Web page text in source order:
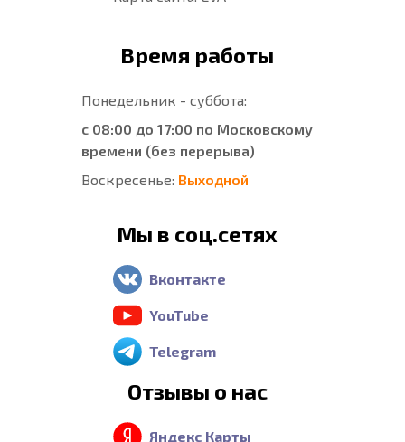
Время работы
Понедельник - суббота:
с 08:00 до 17:00 по Московскому
времени (без перерыва)
Воскресенье: Выходной
Мы в соц.сетях
Вконтакте
YouTube
Telegram
Отзывы о нас
Яндекс Карты